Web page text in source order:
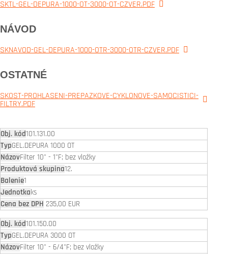
SKTL-GEL-DEPURA-1000-OT-3000-OT-CZVER.PDF
NÁVOD
SKNAVOD-GEL-DEPURA-1000-OTR-3000-OTR-CZVER.PDF
OSTATNÉ
SKOST-PROHLASENI-PREPAZKOVE-CYKLONOVE-SAMOCISTICI-
FILTRY.PDF
101.131.00
GEL.DEPURA 1000 OT
Filter 10" - 1"F; bez vložky
12.
1
ks
235,00 EUR
101.150.00
GEL.DEPURA 3000 OT
Filter 10" - 6/4"F; bez vložky